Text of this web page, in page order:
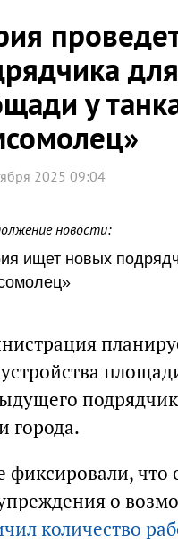
у
2025 09:04
новости:
ищет новых
города.
фиксировали, что
о
количество